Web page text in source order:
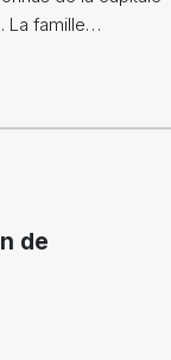
La famille…
de